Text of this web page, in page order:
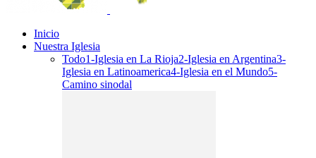
Inicio
Nuestra Iglesia
Todo1-Iglesia en La Rioja2-Iglesia en Argentina3-
Iglesia en Latinoamerica4-Iglesia en el Mundo5-
Camino sinodal